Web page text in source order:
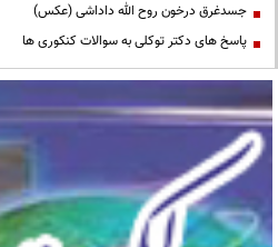
جسدغرق درخون روح الله داداشی (عکس)
پاسخ های دکتر توکلی به سوالات کنکوری ها